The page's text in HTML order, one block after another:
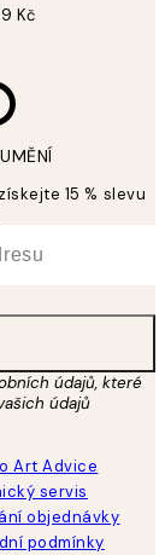
Kč
15 % slevu
údajů, které
údajů
Art Advice
servis
objednávky
podmínky